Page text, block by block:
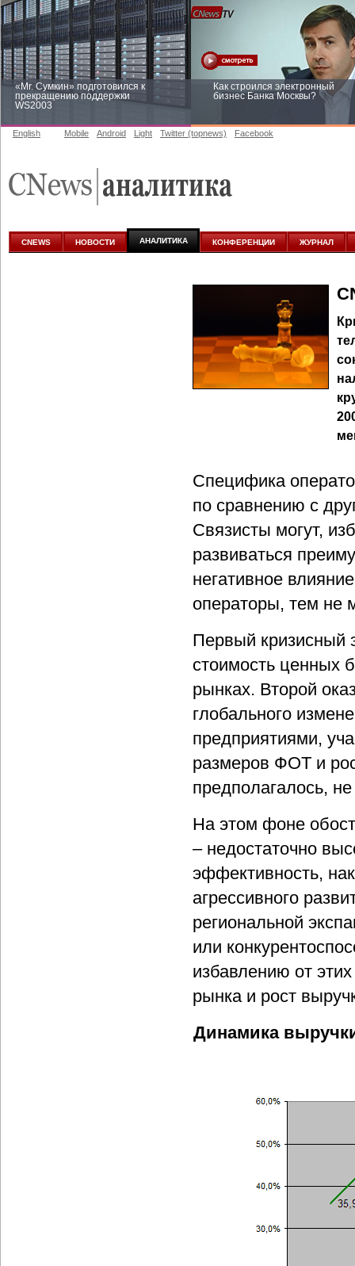
«Mr. Сумкин» подготовился к
прекращению поддержки
WS2003
Как строился электронный
бизнес Банка Москвы?
аналитике
English Mobile Android Light Twitter (topnews) Facebook
CNEWS НОВОСТИ АНАЛИТИКА КОНФЕРЕНЦИИ ЖУРНАЛ
Специфика
по сравнению с
Связисты могут,
развиваться
негативное
операторы, тем не
Первый кризисный
стоимость ценных
рынках. Второй
глобального
предприятиями,
размеров ФОТ и
предполагалось,
На этом фоне
– недостаточно
эффективность,
агрессивного
региональной
или
избавлению от
рынка и рост
Динамика